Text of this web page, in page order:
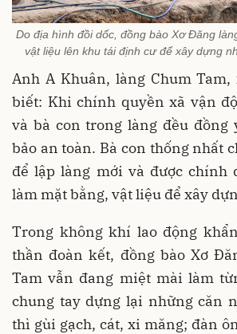
Do địa hình đồi dốc, đồng bào Xơ Đăng
vật liệu lên khu tái định cư để xây dựng
Anh A Khuân, làng Chum Tam,
biết: Khi chính quyền xã vận
và bà con trong làng đều đồng
bảo an toàn. Bà con thống nhất
để lập làng mới và được chính
làm mặt bằng, vật liệu để xây
Trong không khí lao động
thần đoàn kết, đồng bào Xơ
Tam vẫn đang miệt mài làm
chung tay dựng lại những căn
thì gùi gạch, cát, xi măng; đàn